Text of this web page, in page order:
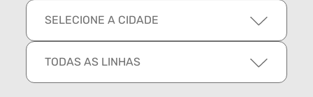
SELECIONE A CIDADE
TODAS AS LINHAS